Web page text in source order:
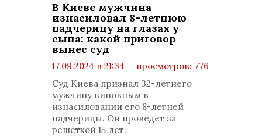
В Киеве мужчина
изнасиловал 8-летнюю
падчерицу на глазах у
сына: какой приговор
вынес суд
17.09.2024 в 21:34
просмотров: 776
комментариев: 0
Суд Киева признал 32-летнего
мужчину виновным в
изнасиловании его 8-летней
падчерицы. Он проведет за
решеткой 15 лет.